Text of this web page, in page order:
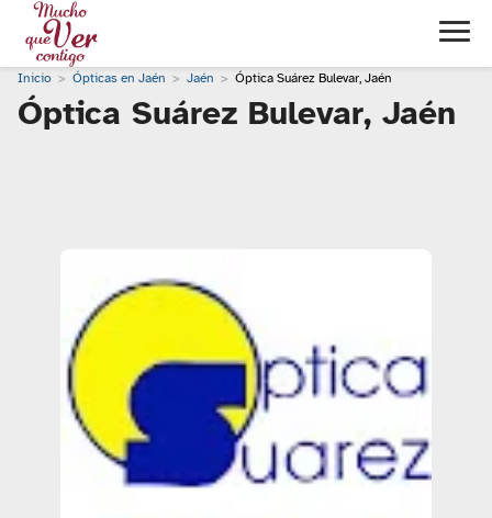
Inicio Ópticas en Jaén Jaén Óptica Suárez Bulevar, Jaén
Óptica Suárez Bulevar, Jaén